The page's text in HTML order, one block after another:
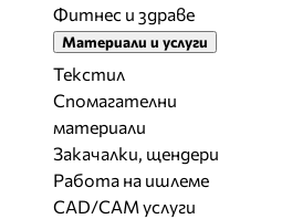
Фитнес и здраве
Материали и услуги
Текстил
Спомагателни
материали
Закачалки, щендери
Работа на ишлеме
CAD/CAM услуги